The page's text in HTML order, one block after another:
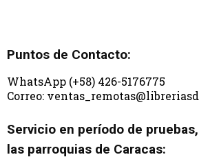
Puntos de Contacto:
WhatsApp (+58) 426-5176775
Correo:
Servicio en período de
las parroquias de Caracas: